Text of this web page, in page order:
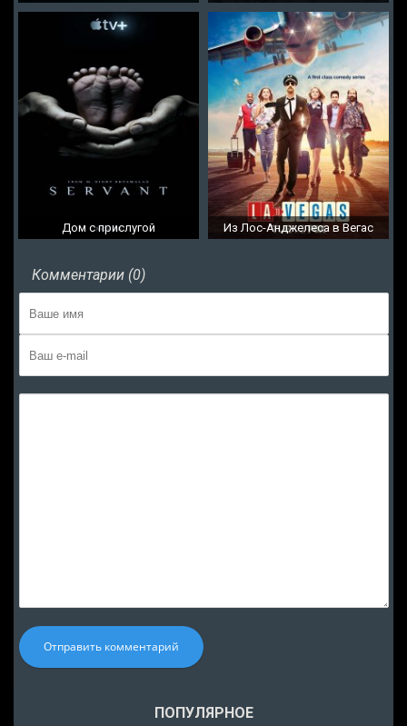
Дом с прислугой Из Лос-Анджелеса в Вегас
Комментарии (0)
Отправить комментарий
ПОПУЛЯРНОЕ